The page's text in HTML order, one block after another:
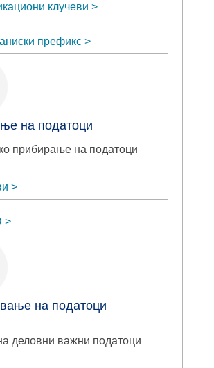
клучеви
префикс
на податоци
прибирање на податоци
на податоци
деловни важни податоци